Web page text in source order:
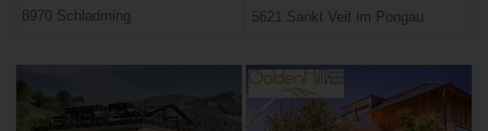
8970 Schladming 5621 Sankt Veit im Pongau